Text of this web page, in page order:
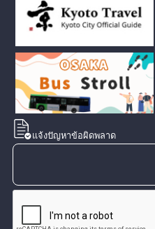
แจ้งปัญหาข้อผิดพลาด